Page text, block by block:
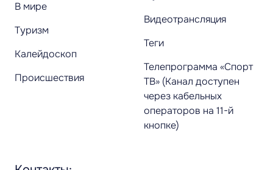
В мире
Туризм
Калейдоскоп
Происшествия
Видеотрансляция
Теги
Телепрограмма «Спорт
ТВ» (Канал доступен
через кабельных
операторов на 11-й
кнопке)